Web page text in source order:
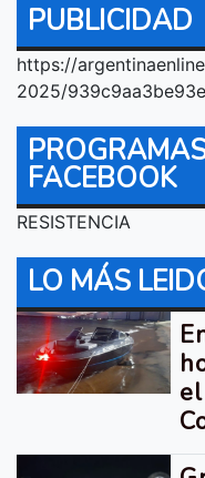
PUBLICIDAD
https://
2025/
FACEBOOK
RESISTENCIA
LO MÁS